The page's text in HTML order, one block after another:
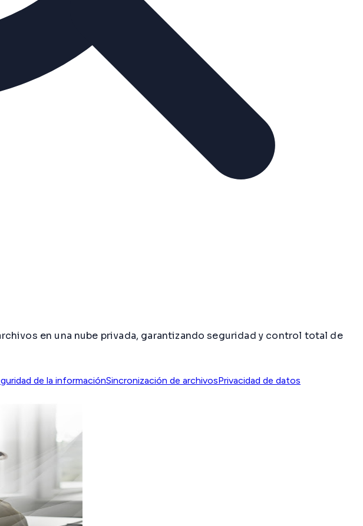
en una nube privada, garantizando seguridad y control total de
de la informaciónSincronización de archivosPrivacidad de datos